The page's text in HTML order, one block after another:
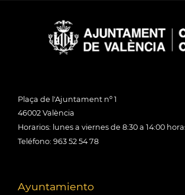
Plaça de l'Ajuntament nº 1
46002 València
Horarios: lunes a viernes de 8:30 a 14:00
Teléfono: 963 52 54 78
Ayuntamiento